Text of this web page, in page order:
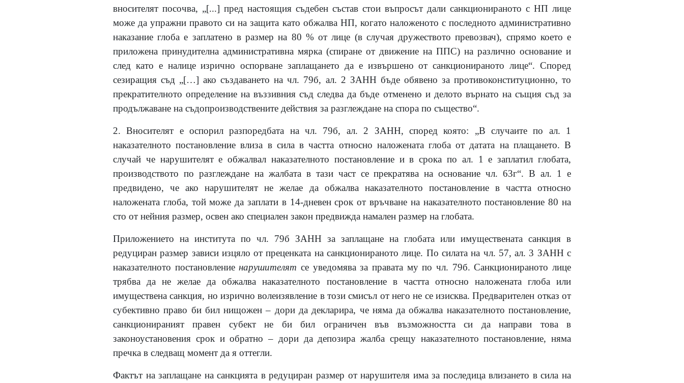
вносителят посочва, „[...] пред настоящия съдебен състав стои въпросът дали санкционираното с НП лице
може да упражни правото си на защита като обжалва НП, когато наложеното с последното административно
наказание глоба е заплатено в размер на 80 % от лице (в случая дружеството превозвач), спрямо което е
приложена принудителна административна мярка (спиране от движение на ППС) на различно основание и
след като е налице изрично оспорване заплащането да е извършено от санкционираното лице“. Според
сезиращия съд „[…]ако създаването на чл. 79б, ал. 2 ЗАНН бъде обявено за противоконституционно, то
прекратителното определение на въззивния съд следва да бъде отменено и делото върнато на същия съд за
продължаване на съдопроизводствените действия за разглеждане на спора по същество“.
2. Вносителят е оспорилразпоредбата на чл. 79б, ал. 2 ЗАНН, според която: „В случаите по ал. 1
наказателното постановление влиза в сила в частта относно наложената глоба от датата на плащането. В
случай че нарушителят е обжалвал наказателното постановление и в срока по ал. 1 е заплатил глобата,
производството по разглеждане на жалбата в тази част се прекратява на основание чл. 63г“. В ал. 1 е
предвидено, че ако нарушителят не желае да обжалва наказателното постановление в частта относно
наложената глоба, той може да заплати в 14-дневен срок от връчване на наказателното постановление 80 на
сто от нейния размер, освен ако специален закон предвижда намален размер на глобата.
Приложението на института по чл. 79б ЗАНН за заплащане на глобата или имуществената санкция в
редуциран размер зависи изцяло от преценката на санкционираното лице. По силата на чл. 57, ал. 3 ЗАНН с
наказателното постановление нарушителятсе уведомява за правата му по чл. 79б. Санкционираното лице
трябва да не желае да обжалва наказателното постановление в частта относно наложената глоба или
имуществена санкция, но изрично волеизявление в този смисъл от него не се изисква. Предварителен отказ от
субективно право би бил нищожен – дори да декларира, че няма да обжалва наказателното постановление,
санкционираният правен субект не би бил ограничен във възможността си да направи това в
законоустановения срок и обратно – дори да депозира жалба срещу наказателното постановление, няма
пречка в следващ момент да я оттегли.
Фактът на заплащане на санкцията в редуциран размер от нарушителя има за последица влизането в сила на